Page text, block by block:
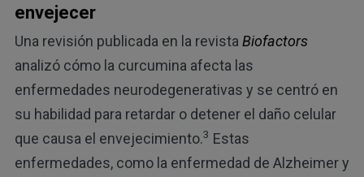
envejecer
Una revisión publicada en la revista Biofactors
analizó cómo la curcumina afecta las
enfermedades neurodegenerativas y se centró en
su habilidad para retardar o detener el daño celular
que causa el envejecimiento.3 Estas
enfermedades, como la enfermedad de Alzheimer y